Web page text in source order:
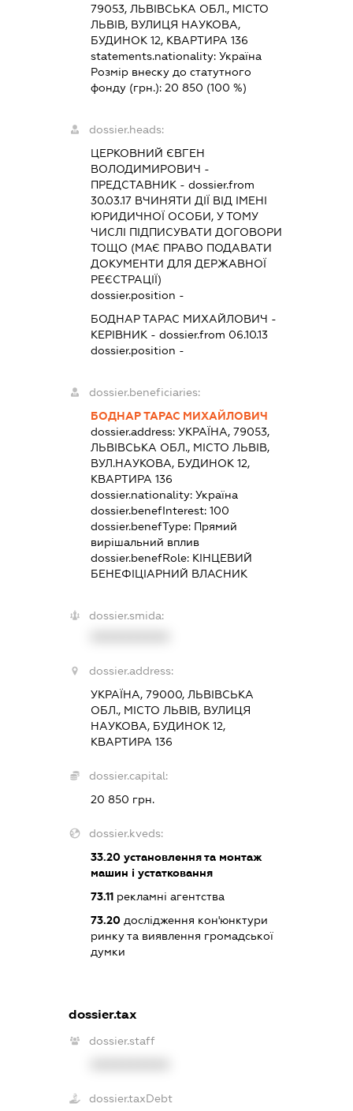
79053, ЛЬВІВСЬКА ОБЛ., МІСТО
ЛЬВІВ, ВУЛИЦЯ НАУКОВА,
БУДИНОК 12, КВАРТИРА 136
statements.nationality: Україна
Розмір внеску до статутного
фонду (грн.): 20 850 (100 %)
dossier.heads:
ЦЕРКОВНИЙ ЄВГЕН
ВОЛОДИМИРОВИЧ -
ПРЕДСТАВНИК - dossier.from
30.03.17ВЧИНЯТИ ДІЇ ВІД ІМЕНІ
ЮРИДИЧНОЇ ОСОБИ, У ТОМУ
ЧИСЛІ ПІДПИСУВАТИ ДОГОВОРИ
ТОЩО (МАЄ ПРАВО ПОДАВАТИ
ДОКУМЕНТИ ДЛЯ ДЕРЖАВНОЇ
РЕЄСТРАЦІЇ)
dossier.position -
БОДНАР ТАРАС МИХАЙЛОВИЧ -
КЕРІВНИК - dossier.from 06.10.13
dossier.position -
dossier.beneficiaries:
БОДНАР ТАРАС МИХАЙЛОВИЧ
dossier.address: УКРАЇНА, 79053,
ЛЬВІВСЬКА ОБЛ., МІСТО ЛЬВІВ,
ВУЛ.НАУКОВА, БУДИНОК 12,
КВАРТИРА 136
dossier.nationality: Україна
dossier.benefInterest: 100
dossier.benefType: Прямий
вирішальний вплив
dossier.benefRole: КІНЦЕВИЙ
БЕНЕФІЦІАРНИЙ ВЛАСНИК
dossier.smida:
dossier.address:
УКРАЇНА, 79000, ЛЬВІВСЬКА
ОБЛ., МІСТО ЛЬВІВ, ВУЛИЦЯ
НАУКОВА, БУДИНОК 12,
КВАРТИРА 136
dossier.capital:
20 850 грн.
dossier.kveds:
33.20установлення та монтаж
машин і устатковання
73.11рекламні агентства
73.20дослідження кон'юнктури
ринку та виявлення громадської
думки
dossier.tax
dossier.staff
dossier.taxDebt